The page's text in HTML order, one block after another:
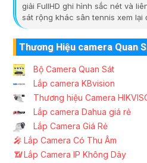
giải FullHD ghi hình sắc nét và
sát rộng khác sân tennis xem lại
Thương Hiệu camera Quan
Bộ Camera Quan Sát
Lắp camera KBvision
Thương hiệu Camera
Lắp camera Dahua giá rẻ
Lắp Camera Giá Rẻ
️🎤️ Lắp Camera Có Thu Âm
📶Lắp Camera IP Không Dây